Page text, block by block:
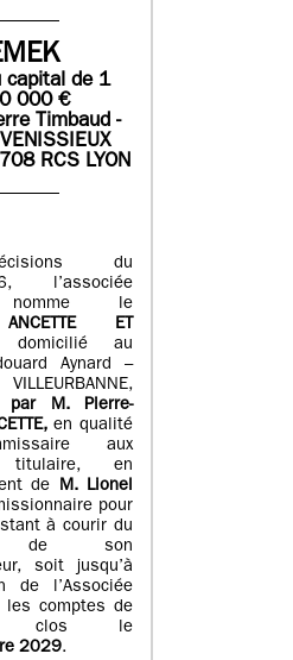
de 1
000€
Timbaud -
RCS LYON
du
l’associée
nomme le
ANCETTE ET
domicilié au
Aynard –
par M.Pierre-
en qualité
aux
titulaire, en
de M.Lionel
pour
à courir du
de son
soit jusqu’à
de l’Associée
les comptes de
clos le
2029.